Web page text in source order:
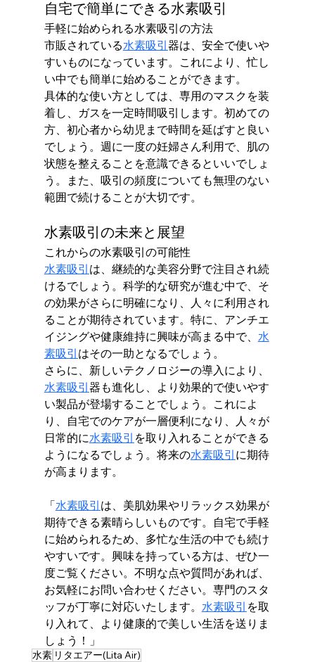
自宅で簡単にできる水素吸引
手軽に始められる水素吸引の方法
市販されている水素吸引器は、安全で使いや
すいものになっています。これにより、忙し
い中でも簡単に始めることができます。
具体的な使い方としては、専用のマスクを装
着し、ガスを一定時間吸引します。初めての
方、初心者から幼児まで時間を延ばすと良い
でしょう。週に一度の妊婦さん利用で、肌の
状態を整えることを意識できるといいでしょ
う。また、吸引の頻度についても無理のない
範囲で続けることが大切です。
水素吸引の未来と展望
これからの水素吸引の可能性
水素吸引 は、継続的な美容分野で注目され続
けるでしょう。科学的な研究が進む中で、そ
の効果がさらに明確になり、人々に利用され
ることが期待されています。特に、アンチエ
イジングや健康維持に興味が高まる中で、 水
素吸引 はその​​一助となるでしょう。
さらに、新しいテクノロジーの導入により、
水素吸引器も進化し、より効果的で使いやす
い製品が登場することでしょう。これによ
り、自宅でのケアが一層便利になり、人々が
日常的に水素吸引 を取り入れることができる
ようになるでしょう。将来の水素吸引 に期待
が高まります。
「水素吸引 は、美肌効果やリラックス効果が
期待できる素晴らしいものです。自宅で手軽
に始められるため、多忙な生活の中でも続け
やすいです。興味を持っている方は、ぜひ一
度ご覧ください。不明な点や質問があれば、
お気軽にお問い合わせください。専門のスタ
ッフが丁寧に対応いたします。 水素吸引 を取
り入れて、より健康的で美しい生活を送りま
しょう！」
水素 リタエアー(Lita Air)